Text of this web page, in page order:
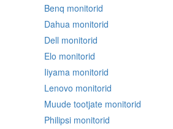
Benq monitorid
Dahua monitorid
Dell monitorid
Elo monitorid
Iiyama monitorid
Lenovo monitorid
Muude tootjate monitorid
Philipsi monitorid